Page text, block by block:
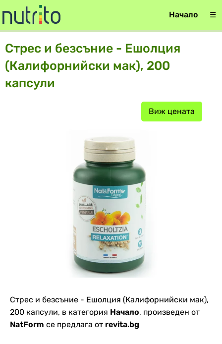
Начало ☰
Стрес и безсъние - Ешолция
(Калифорнийски мак), 200
капсули
Виж цената
Стрес и безсъние - Ешолция (Калифорнийски мак),
200 капсули, в категория Начало, произведен от
NatForm се предлага от revita.bg